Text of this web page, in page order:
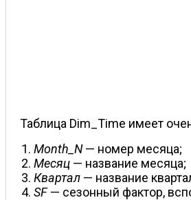
Таблица Dim_Time имеет
Month_N— номер месяца;
Месяц — название месяца;
Квартал — название
SF— сезонный фактор,